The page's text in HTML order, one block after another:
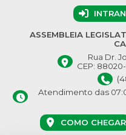
ASSEMBLEIA
Rua Dr.
CEP:
Atendimento das
COMO CHEGAR